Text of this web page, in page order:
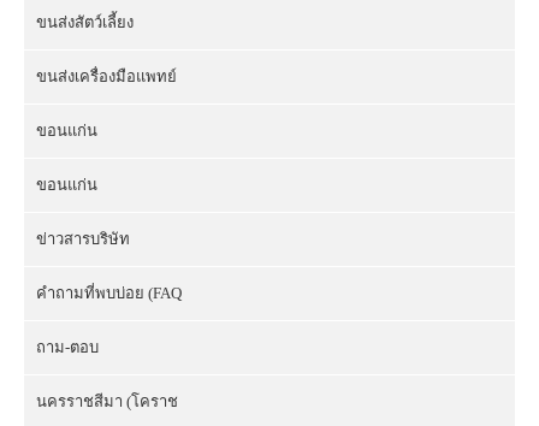
ขนส่งสัตว์เลี้ยง
ขนส่งเครื่องมือแพทย์
ขอนแก่น
ขอนแก่น
ข่าวสารบริษัท
คำถามที่พบบ่อย (FAQ
ถาม-ตอบ
นครราชสีมา (โคราช